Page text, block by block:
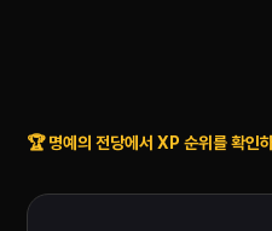
🏆 명예의 전당에서 XP 순위를 확인